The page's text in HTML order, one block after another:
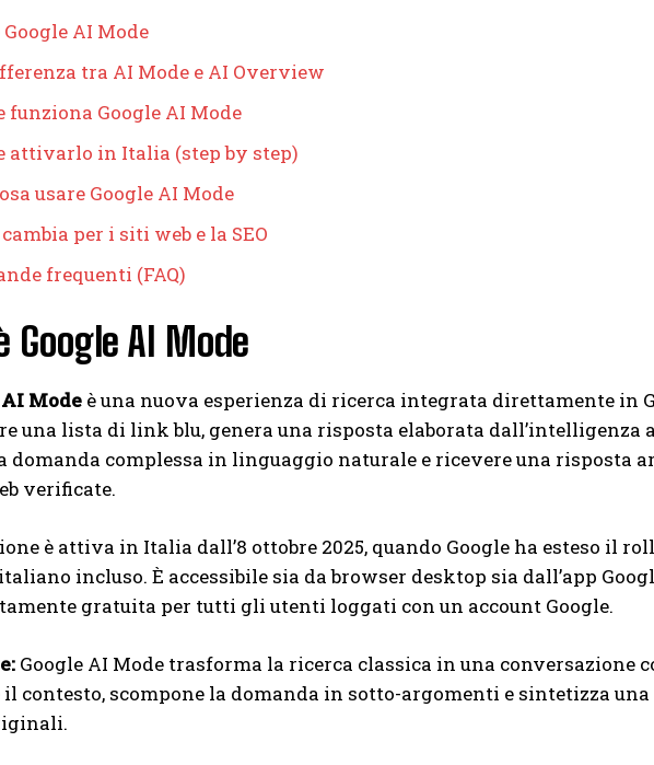
Google AI Mode
tra AI Mode e AI Overview
funziona Google AI Mode
attivarlo in Italia (step by step)
usare Google AI Mode
cambia per i siti web e la SEO
frequenti (FAQ)
Google AI Mode
Mode è una nuova esperienza di ricerca integrata direttamente in
una lista di link blu, genera una risposta elaborata dall’intelligenza
domanda complessa in linguaggio naturale e ricevere una risposta
verificate.
è attiva in Italia dall’8 ottobre 2025, quando Google ha esteso il
incluso. È accessibile sia da browser desktop sia dall’app
gratuita per tutti gli utenti loggati con un account Google.
Google AI Mode trasforma la ricerca classica in una conversazione
il contesto, scompone la domanda in sotto-argomenti e sintetizza